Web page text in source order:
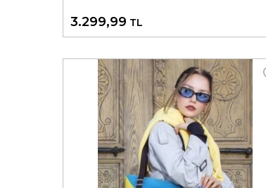
3.299,99 TL